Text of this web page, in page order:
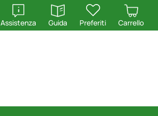
Assistenza
apri
Guida
apri
Preferiti Carrello